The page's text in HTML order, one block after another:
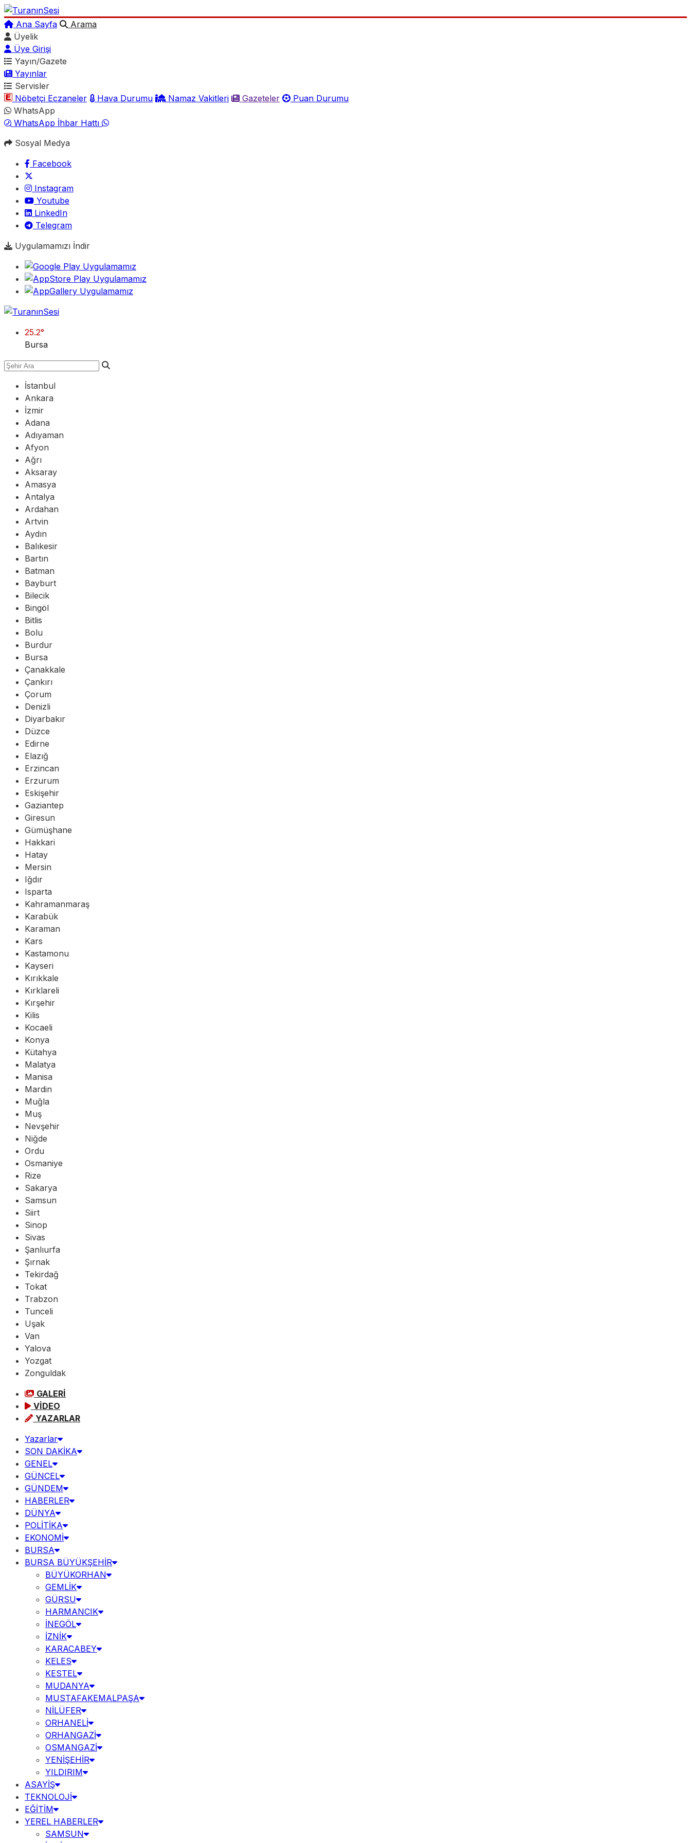
Ana Sayfa
Arama
Üyelik
Üye Girişi
Yayın/Gazete
Yayınlar
Servisler
Nöbetçi Eczaneler
Hava Durumu Namaz Vakitleri Gazeteler
Puan Durumu
WhatsApp
WhatsApp İhbar Hattı
Sosyal Medya
Facebook
Instagram
Youtube
LinkedIn
Telegram
Uygulamamızı İndir
25.2°
Bursa
İstanbul
Ankara
İzmir
Adana
Adıyaman
Afyon
Ağrı
Aksaray
Amasya
Antalya
Ardahan
Artvin
Aydın
Balıkesir
Bartın
Batman
Bayburt
Bilecik
Bingöl
Bitlis
Bolu
Burdur
Bursa
Çanakkale
Çankırı
Çorum
Denizli
Diyarbakır
Düzce
Edirne
Elazığ
Erzincan
Erzurum
Eskişehir
Gaziantep
Giresun
Gümüşhane
Hakkari
Hatay
Mersin
Iğdır
Isparta
Kahramanmaraş
Karabük
Karaman
Kars
Kastamonu
Kayseri
Kırıkkale
Kırklareli
Kırşehir
Kilis
Kocaeli
Konya
Kütahya
Malatya
Manisa
Mardin
Muğla
Muş
Nevşehir
Niğde
Ordu
Osmaniye
Rize
Sakarya
Samsun
Siirt
Sinop
Sivas
Şanlıurfa
Şırnak
Tekirdağ
Tokat
Trabzon
Tunceli
Uşak
Van
Yalova
Yozgat
Zonguldak
GALERİ
VİDEO
YAZARLAR
Yazarlar
SON DAKİKA
GENEL
GÜNCEL
GÜNDEM
HABERLER
DÜNYA
POLİTİKA
EKONOMİ
BURSA
BURSA BÜYÜKŞEHİR
BÜYÜKORHAN
GEMLİK
GÜRSU
HARMANCIK
İNEGÖL
İZNİK
KARACABEY
KELES
KESTEL
MUDANYA
MUSTAFAKEMALPAŞA
NİLÜFER
ORHANELİ
ORHANGAZİ
OSMANGAZİ
YENİŞEHİR
YILDIRIM
ASAYİŞ
TEKNOLOJİ
EĞİTİM
YEREL HABERLER
SAMSUN